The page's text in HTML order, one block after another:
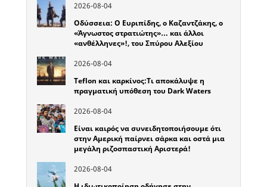
2026-08-04
Οδύσσεια: Ο Ευριπίδης, ο Καζαντζάκης, ο
«Άγνωστος στρατιώτης»… και άλλοι
«ανθέλληνες»!, του Σπύρου Αλεξίου
2026-08-04
Teflon και καρκίνος:Τι αποκάλυψε η
πραγματική υπόθεση του Dark Waters
2026-08-04
Είναι καιρός να συνειδητοποιήσουμε ότι
στην Αμερική παίρνει σάρκα και οστά μια
μεγάλη ριζοσπαστική Αριστερά!
2026-08-04